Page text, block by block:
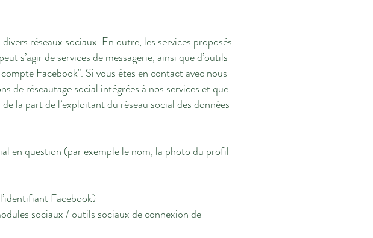
réseaux sociaux. En outre, les services proposés
s’agir de services de messagerie, ainsi que d’outils
Facebook". Si vous êtes en contact avec nous
de réseautage social intégrées à nos services et que
la part de l’exploitant du réseau social des données
en question (par exemple le nom, la photo du profil
Facebook)
sociaux / outils sociaux de connexion de